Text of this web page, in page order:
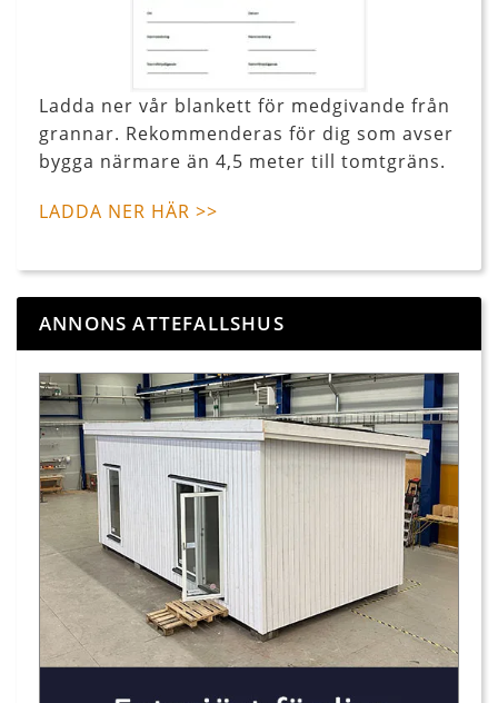
Ladda ner vår blankett för medgivande från
grannar. Rekommenderas för dig som avser
bygga närmare än 4,5 meter till tomtgräns.
LADDA NER HÄR >>
ANNONS ATTEFALLSHUS